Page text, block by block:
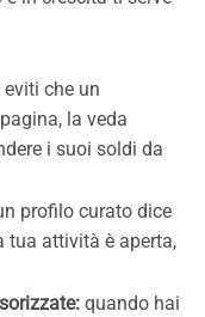
eviti che un
la veda
i suoi soldi da
profilo curato dice
tua attività è aperta,
quando hai